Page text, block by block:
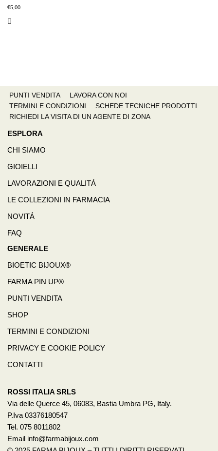
€5,00
PUNTI VENDITA
LAVORA CON NOI
TERMINI E CONDIZIONI
SCHEDE TECNICHE PRODOTTI
RICHIEDI LA VISITA DI UN AGENTE DI ZONA
ESPLORA
CHI SIAMO
GIOIELLI
LAVORAZIONI E QUALITÁ
LE COLLEZIONI IN FARMACIA
NOVITÁ
FAQ
GENERALE
BIOETIC BIJOUX®
FARMA PIN UP®
PUNTI VENDITA
SHOP
TERMINI E CONDIZIONI
PRIVACY E COOKIE POLICY
CONTATTI
ROSSI ITALIA SRLS
Via delle Querce 45, 06083, Bastia Umbra PG, Italy.
P.Iva 03376180547
Tel. 075 8011802
Email info@farmabijoux.com